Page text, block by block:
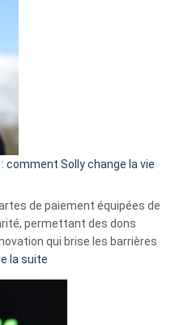
: comment Solly change la vie
de paiement équipées de
permettant des dons
qui brise les barrières
la suite